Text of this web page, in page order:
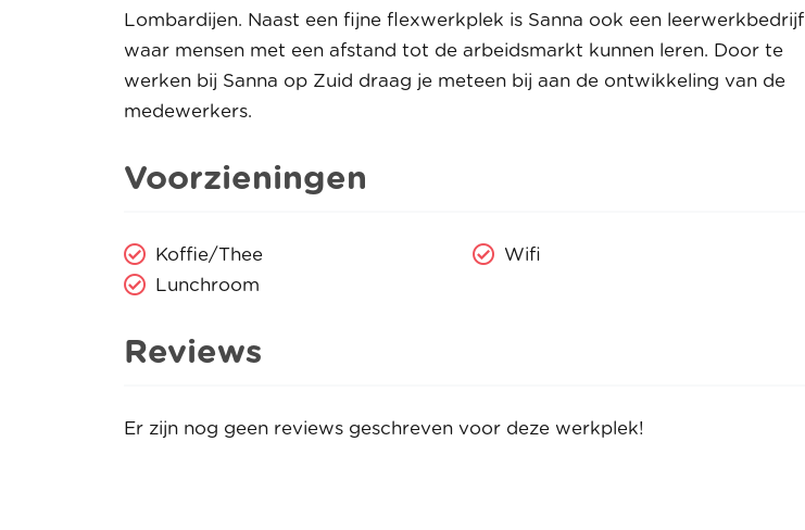
Lombardijen. Naast een fijne flexwerkplek is Sanna ook een leerwerkbedrijf
waar mensen met een afstand tot de arbeidsmarkt kunnen leren. Door te
werken bij Sanna op Zuid draag je meteen bij aan de ontwikkeling van de
medewerkers.
Voorzieningen
Koffie/Thee
Wifi
Lunchroom
Reviews
Er zijn nog geen reviews geschreven voor deze werkplek!